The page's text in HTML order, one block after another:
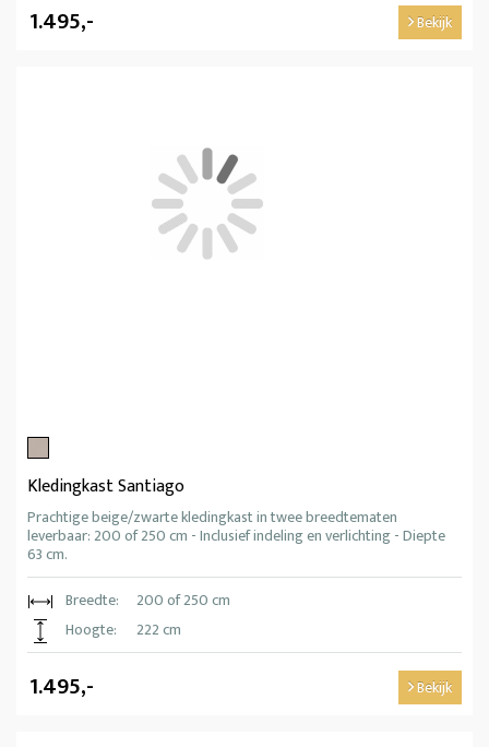
1.495,- Bekijk
Kledingkast Santiago
Prachtige beige/zwarte kledingkast in twee breedtematen
leverbaar: 200 of 250 cm - Inclusief indeling en verlichting - Diepte
63 cm.
Breedte:
200 of 250 cm
Hoogte:
222 cm
1.495,- Bekijk